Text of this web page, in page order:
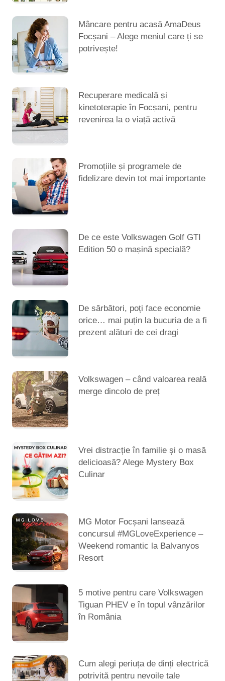
Mâncare pentru acasă AmaDeus
Focșani – Alege meniul care ți se
potrivește!
Recuperare medicală și
kinetoterapie în Focșani, pentru
revenirea la o viață activă
Promoțiile și programele de
fidelizare devin tot mai importante
De ce este Volkswagen Golf GTI
Edition 50 o mașină specială?
De sărbători, poți face economie
orice… mai puțin la bucuria de a fi
prezent alături de cei dragi
Volkswagen – când valoarea reală
merge dincolo de preț
Vrei distracție în familie și o masă
delicioasă? Alege Mystery Box
Culinar
MG Motor Focșani lansează
concursul #MGLoveExperience –
Weekend romantic la Balvanyos
Resort
5 motive pentru care Volkswagen
Tiguan PHEV e în topul vânzărilor
în România
Cum alegi periuța de dinți electrică
potrivită pentru nevoile tale